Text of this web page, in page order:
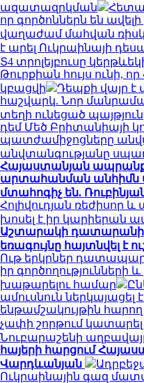
ազատազրկման
որ գործոններն են
վաղաժամ մահվան
է արել Ուկրաինայի
Տ4 տրոլեյբուսը
Թուրքիան հույս ունի,
կբացվի
Դեպքի վայր է
հաշվարկ. Նոր
տեղի ունեցած
դեմ Մեծ Բրիտանիայի
պատժամիջոցները
անվտանգությանը
Հայաստանյան
արտահանման անհիմն
մտահոգիչ են.
Հոլիվուդյան ռեժիսոր և
խոսել է իր կարիերան
Աշտարակի դատարանի
եռագույնը հայտնվել է
Ութ երկրներ
իր
խաթարելու համար
ամուսնուն
ենթամշակույթին
չափի շորթում կատարել
Նուբարաշենի
հայերի հարցում
Վարդևանյան
Ուկրաինային գազ